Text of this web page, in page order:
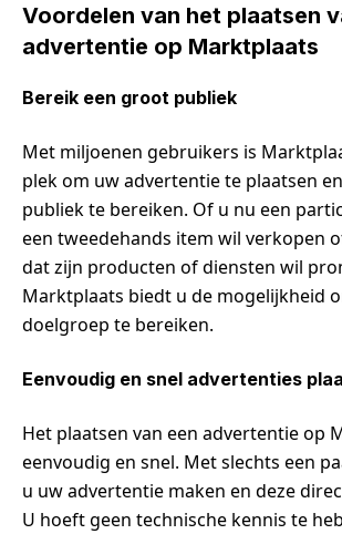
Voordelen van het plaatsen
advertentie op Marktplaats
Bereik een groot publiek
Met miljoenen gebruikers is
plek om uw advertentie te plaatsen
publiek te bereiken. Of u nu een
een tweedehands item wil verkopen
dat zijn producten of diensten wil
Marktplaats biedt u de mogelijkheid
doelgroep te bereiken.
Eenvoudig en snel advertenties
Het plaatsen van een advertentie op
eenvoudig en snel. Met slechts een
u uw advertentie maken en deze
U hoeft geen technische kennis te